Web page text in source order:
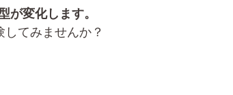
が変化します。
てみませんか？